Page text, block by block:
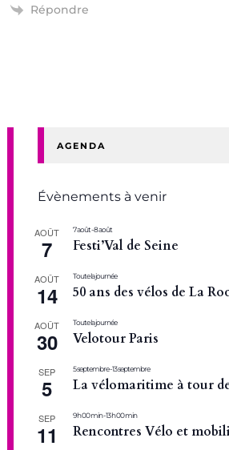
Répondre
AGENDA
Évènements à venir
AOÛT
7
7 août-8 août
Festi’Val de Seine
AOÛT
14
Toute la journée
50 ans des vélos de La
AOÛT
30
Toute la journée
Velotour Paris
SEP
5
5 septembre-13 septembre
La vélomaritime à tour
SEP
11
9 h 00 min-13 h 00 min
Rencontres Vélo et